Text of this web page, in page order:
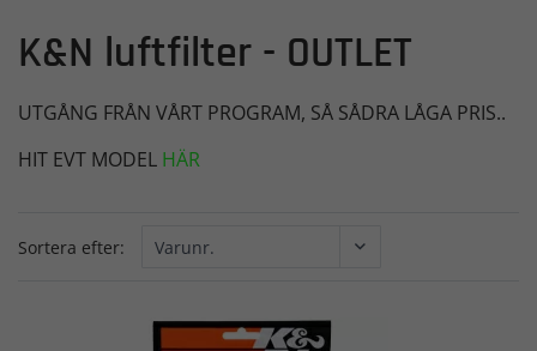
K&N luftfilter - OUTLET
UTGÅNG FRÅN VÅRT PROGRAM, SÅ SÅDRA LÅGA PRIS..
HIT EVT MODEL HÄR
Sortera efter: